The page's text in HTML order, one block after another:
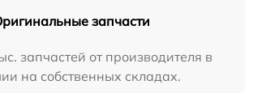
запчасти
запчастей от производителя в
на собственных складах.